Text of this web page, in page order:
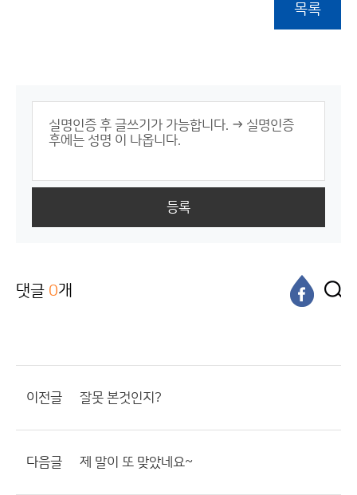
목록
등록
댓글 0개
이전글 잘못 본것인지?
다음글 제 말이 또 맞았네요~